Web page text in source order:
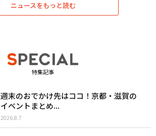
ニュースをもっと読む
特集記事
週末のおでかけ先はココ！京都・滋賀の
イベントまとめ...
2026.8.7